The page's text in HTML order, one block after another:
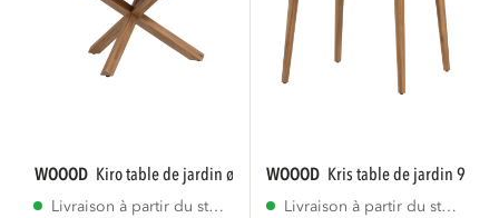
WOOOD kiro table de jardin ø135 cm en bois...
Livraison à partir du stock
WOOOD kris table de jardin
Livraison à partir du stock